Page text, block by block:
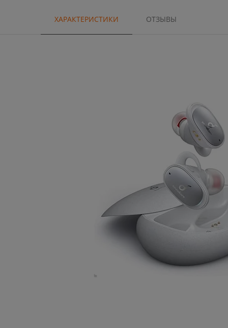
ХАРАКТЕРИСТИКИ ОТЗЫВЫ